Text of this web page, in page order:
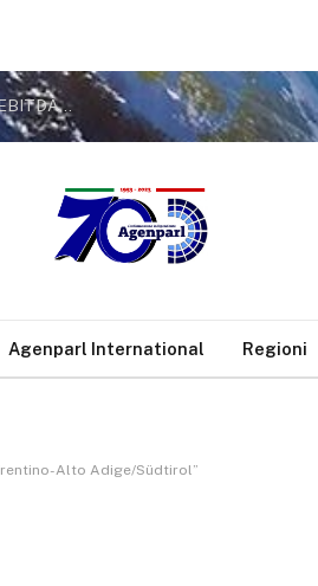
Gruppo Sogin: approvato il Bilancio 2025. Utile a 2,6 milioni di euro, EBITDA a 26,7 milioni. Avanzamento del decommissioning al 47,7%
Agenparl International Regioni
Alto Adige/Südtirol”